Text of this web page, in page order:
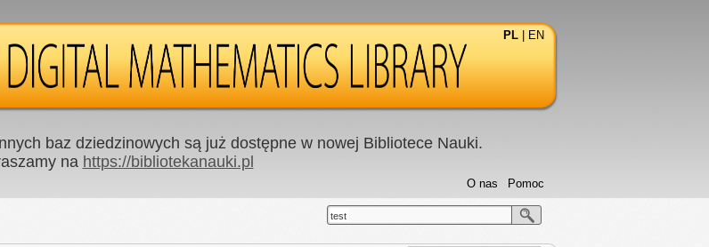
PL EN
baz dziedzinowych są już dostępne w nowej Bibliotece Nauki.
na https://bibliotekanauki.pl
Pomoc
O nas
test